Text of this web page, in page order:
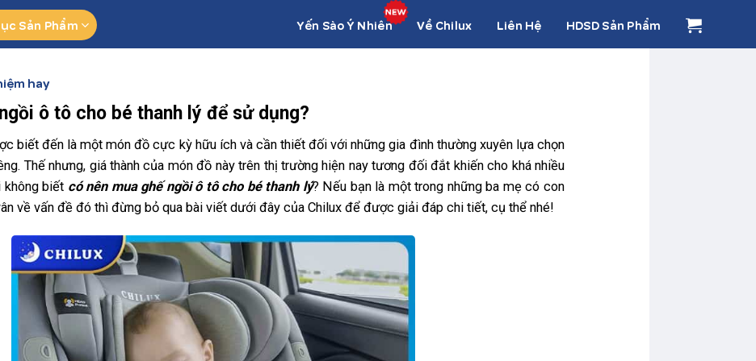
Sản Phẩm Yến Sào Ý Nhiên Về Chilux Liên Hệ HDSD Sản Phẩm
hay
ô tô cho bé thanh lý để sử dụng?
biết đến là một món đồ cực kỳ hữu ích và cần thiết đối với những gia đình thường xuyên lựa chọn
Thế nhưng, giá thành của món đồ này trên thị trường hiện nay tương đối đắt khiến cho khá nhiều
không biết có nên mua ghế ngồi ô tô cho bé thanh lý? Nếu bạn là một trong những ba mẹ có con
về vấn đề đó thì đừng bỏ qua bài viết dưới đây của Chilux để được giải đáp chi tiết, cụ thể nhé!